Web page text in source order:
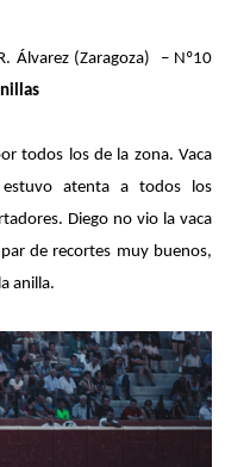
Álvarez (Zaragoza) – Nº10
todos los de la zona. Vaca
atenta a todos los
Diego no vio la vaca
de recortes muy buenos,
anilla.